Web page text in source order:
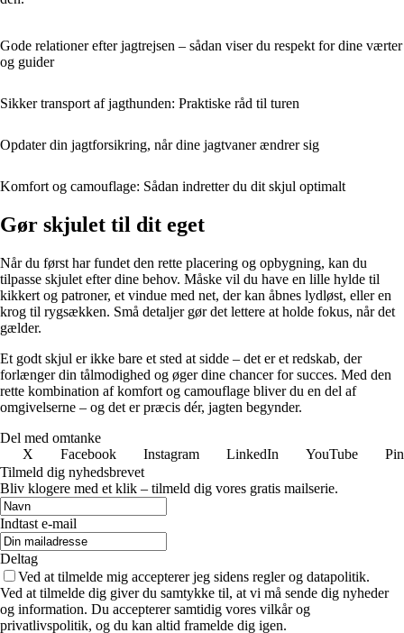
Gode relationer efter jagtrejsen – sådan viser du respekt for dine værter
og guider
Sikker transport af jagthunden: Praktiske råd til turen
Opdater din jagtforsikring, når dine jagtvaner ændrer sig
Komfort og camouflage: Sådan indretter du dit skjul optimalt
Gør skjulet til dit eget
Når du først har fundet den rette placering og opbygning, kan du
tilpasse skjulet efter dine behov. Måske vil du have en lille hylde til
kikkert og patroner, et vindue med net, der kan åbnes lydløst, eller en
krog til rygsækken. Små detaljer gør det lettere at holde fokus, når det
gælder.
Et godt skjul er ikke bare et sted at sidde – det er et redskab, der
forlænger din tålmodighed og øger dine chancer for succes. Med den
rette kombination af komfort og camouflage bliver du en del af
omgivelserne – og det er præcis dér, jagten begynder.
Del med omtanke
X
Facebook Instagram LinkedIn YouTube
Tilmeld dig nyhedsbrevet
Bliv klogere med et klik – tilmeld dig vores gratis mailserie.
Indtast e-mail
Deltag
Ved at tilmelde mig accepterer jeg sidens regler og datapolitik.
Ved at tilmelde dig giver du samtykke til, at vi må sende dig nyheder
og information. Du accepterer samtidig vores vilkår og
privatlivspolitik, og du kan altid framelde dig igen.